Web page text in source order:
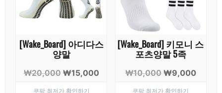
[Wake_Board] 아디다스
양말
₩20,000 원
₩15,000현
쿠팡 최저가 확인하기
[Wake_Board] 키모니 스
포츠양말 5족
₩10,000 원
₩9,000현
쿠팡 최저가 확인하기